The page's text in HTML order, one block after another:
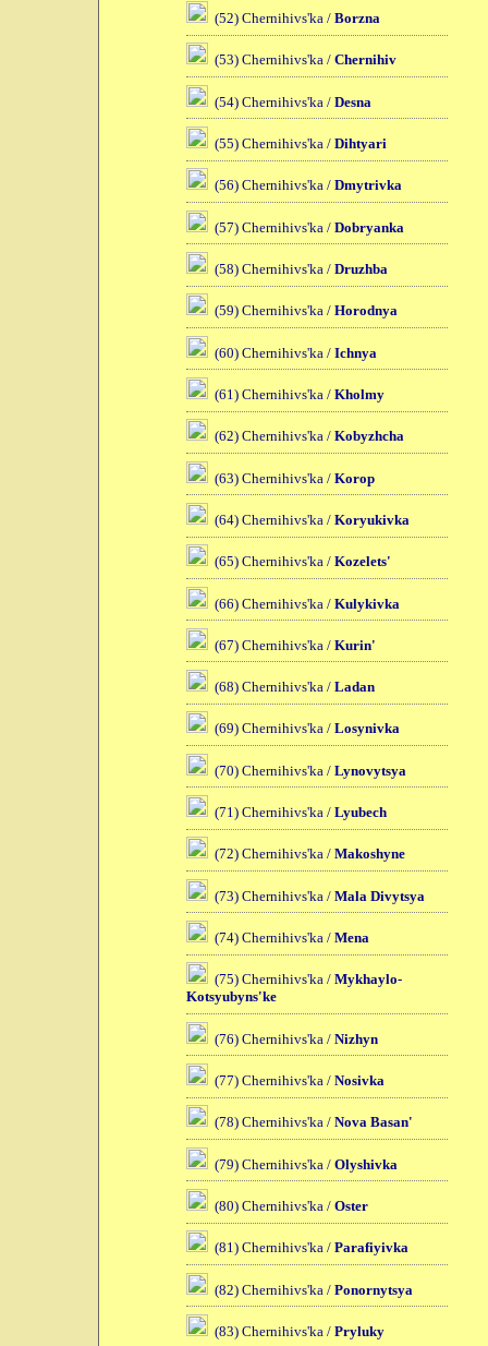
(52) Chernihivs'ka / Borzna
(53) Chernihivs'ka / Chernihiv
(54) Chernihivs'ka / Desna
(55) Chernihivs'ka / Dihtyari
(56) Chernihivs'ka / Dmytrivka
(57) Chernihivs'ka / Dobryanka
(58) Chernihivs'ka / Druzhba
(59) Chernihivs'ka / Horodnya
(60) Chernihivs'ka / Ichnya
(61) Chernihivs'ka / Kholmy
(62) Chernihivs'ka / Kobyzhcha
(63) Chernihivs'ka / Korop
(64) Chernihivs'ka / Koryukivka
(65) Chernihivs'ka / Kozelets'
(66) Chernihivs'ka / Kulykivka
(67) Chernihivs'ka / Kurin'
(68) Chernihivs'ka / Ladan
(69) Chernihivs'ka / Losynivka
(70) Chernihivs'ka / Lynovytsya
(71) Chernihivs'ka / Lyubech
(72) Chernihivs'ka / Makoshyne
(73) Chernihivs'ka / Mala Divytsya
(74) Chernihivs'ka / Mena
(75) Chernihivs'ka / Mykhaylo-
Kotsyubyns'ke
(76) Chernihivs'ka / Nizhyn
(77) Chernihivs'ka / Nosivka
(78) Chernihivs'ka / Nova Basan'
(79) Chernihivs'ka / Olyshivka
(80) Chernihivs'ka / Oster
(81) Chernihivs'ka / Parafiyivka
(82) Chernihivs'ka / Ponornytsya
(83) Chernihivs'ka / Pryluky